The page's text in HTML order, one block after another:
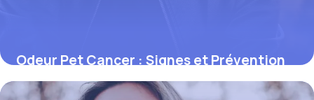
Odeur Pet Cancer : Signes et Prévention
1 juin 2026